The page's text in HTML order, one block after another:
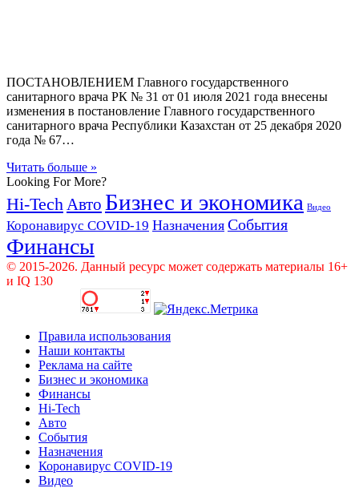
ПОСТАНОВЛЕНИЕМ Главного государственного
санитарного врача РК № 31 от 01 июля 2021 года внесены
изменения в постановление Главного государственного
санитарного врача Республики Казахстан от 25 декабря 2020
года № 67…
Читать больше »
Looking For More?
Hi-TechАвто Бизнес и экономика Видео
Коронавирус COVID-19 Назначения События
Финансы
© 2015-2026. Данный ресурс может содержать материалы 16+
и IQ 130
Правила использования
Наши контакты
Реклама на сайте
Бизнес и экономика
Финансы
Hi-Tech
Авто
События
Назначения
Коронавирус COVID-19
Видео